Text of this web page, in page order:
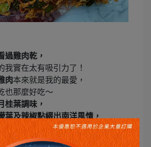
過雞肉乾，
我實在太有吸引力了！
肉本來就是我的最愛，
也那麼好吃～
桂葉調味，
葉及辣椒點綴出南洋風情，
有嚼勁，
味 不會重到令人流淚，